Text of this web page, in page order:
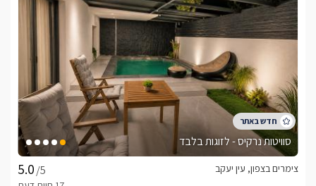
סוויטות נרקיס - לזוגות בלבד
/5
צימרים בצפון, עין יעקב